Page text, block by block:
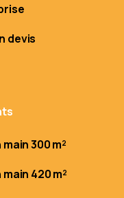
devis
300 m²
420 m²